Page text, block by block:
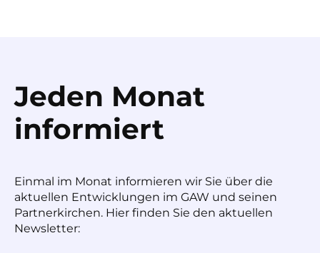
Jeden Monat
informiert
Einmal im Monat informieren wir Sie über die
aktuellen Entwicklungen im GAW und seinen
Partnerkirchen. Hier finden Sie den aktuellen
Newsletter: